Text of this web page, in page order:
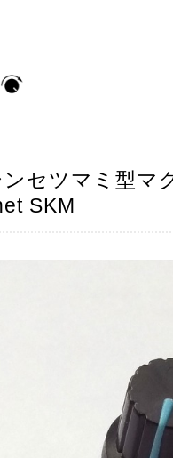
ンセツマミ型マ
SKM